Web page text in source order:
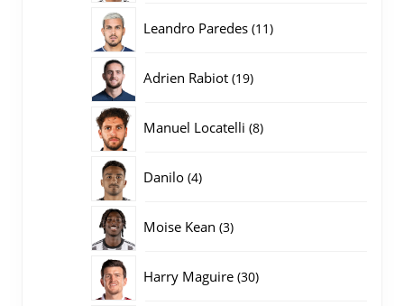
Leandro Paredes 1111
Adrien Rabiot 1919
Manuel Locatelli 88
Danilo 44
Moise Kean 33
Harry Maguire 3030